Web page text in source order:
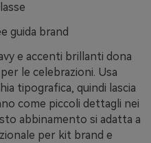
guida brand
e accenti brillanti dona
le celebrazioni. Usa
tipografica, quindi lascia
come piccoli dettagli nei
abbinamento si adatta a
per kit brand e